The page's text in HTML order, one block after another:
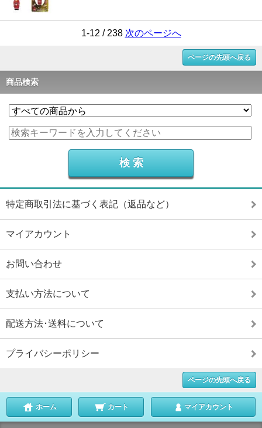
1-12 / 238 次のページへ
ページの先頭へ戻る
商品検索
特定商取引法に基づく表記（返品など）
マイアカウント
お問い合わせ
支払い方法について
配送方法･送料について
プライバシーポリシー
ページの先頭へ戻る
ホーム カート マイアカウント